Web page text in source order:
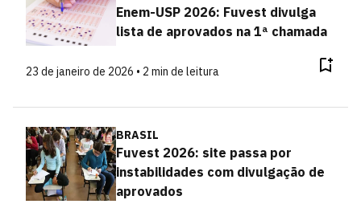
Enem-USP 2026: Fuvest divulga
lista de aprovados na 1ª chamada
23 de janeiro de 2026 • 2 min de leitura
BRASIL
Fuvest 2026: site passa por
instabilidades com divulgação de
aprovados